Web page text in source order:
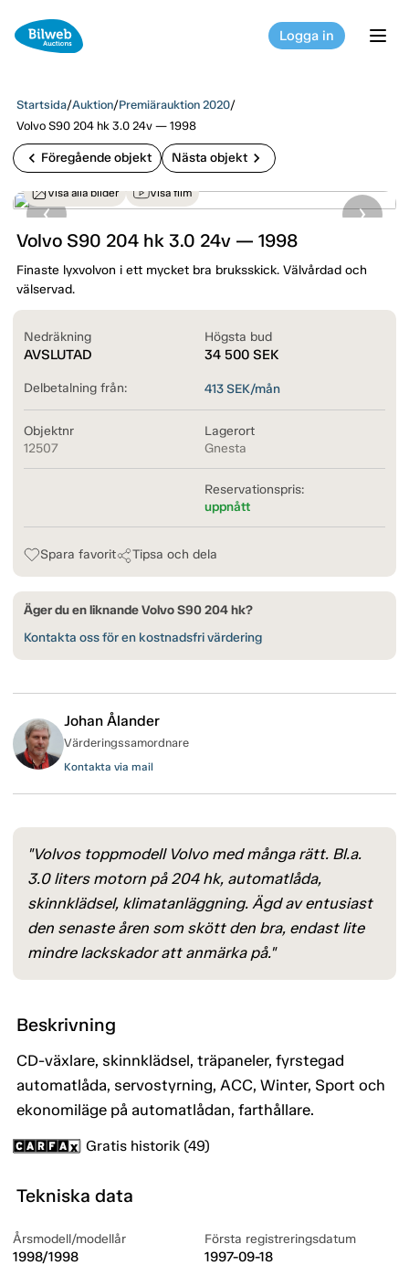
Logga in
Startsida/Auktion/Premiärauktion 2020/
Volvo S90 204 hk 3.0 24v — 1998
chevron_left Föregående objekt Nästa objekt chevron_right
Visa alla bilder Visa film
Volvo S90 204 hk 3.0 24v — 1998
Finaste lyxvolvon i ett mycket bra bruksskick. Välvårdad och
välservad.
Nedräkning
AVSLUTAD
Högsta bud
34 500 SEK
Delbetalning från: 413SEK/mån
Objektnr
12507
Lagerort
Gnesta
Reservationspris:
uppnått
Spara favorit Tipsa och dela
Äger du en liknande Volvo S90 204 hk?
Kontakta oss för en kostnadsfri värdering
Johan Ålander
Värderingssamordnare
Kontakta via mail
"Volvos toppmodell Volvo med många rätt. Bl.a.
3.0 liters motorn på 204 hk, automatlåda,
skinnklädsel, klimatanläggning. Ägd av entusiast
den senaste åren som skött den bra, endast lite
mindre lackskador att anmärka på."
Beskrivning
CD-växlare, skinnklädsel, träpaneler, fyrstegad
automatlåda, servostyrning, ACC, Winter, Sport och
ekonomiläge på automatlådan, farthållare.
Gratis historik (49)
Tekniska data
Årsmodell/modellår
1998/1998
Första registreringsdatum
1997-09-18